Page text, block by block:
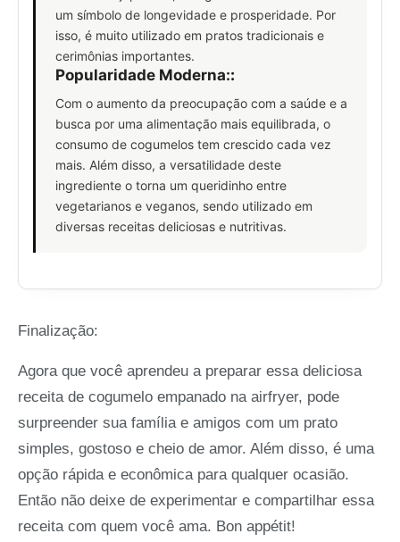
um símbolo de longevidade e prosperidade. Por
isso, é muito utilizado em pratos tradicionais e
cerimônias importantes.
Popularidade Moderna::
Com o aumento da preocupação com a saúde e a
busca por uma alimentação mais equilibrada, o
consumo de cogumelos tem crescido cada vez
mais. Além disso, a versatilidade deste
ingrediente o torna um queridinho entre
vegetarianos e veganos, sendo utilizado em
diversas receitas deliciosas e nutritivas.
Finalização:
Agora que você aprendeu a preparar essa deliciosa
receita de cogumelo empanado na airfryer, pode
surpreender sua família e amigos com um prato
simples, gostoso e cheio de amor. Além disso, é uma
opção rápida e econômica para qualquer ocasião.
Então não deixe de experimentar e compartilhar essa
receita com quem você ama. Bon appétit!